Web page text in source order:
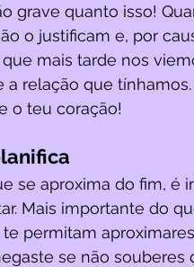
grave quanto isso!
o justificam e, por
mais tarde nos
relação que
o teu coração!
se aproxima do fim,
Mais importante do
permitam
se não souberes